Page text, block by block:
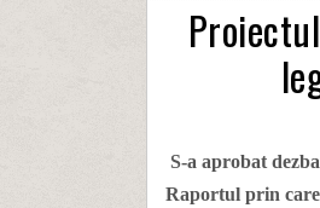
S-a aprobat
Raportul prin